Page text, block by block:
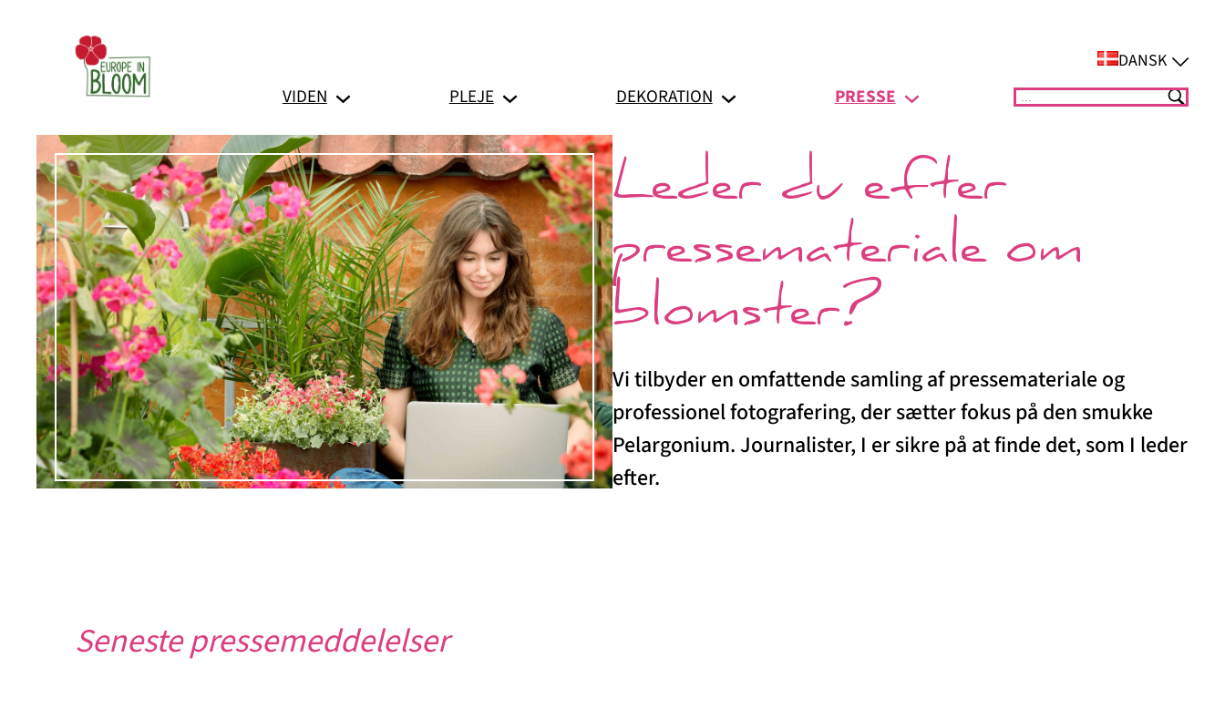
DANSK
VIDEN PLEJE DEKORATION PRESSE Suchen
Leder du efter
pressemateriale om
blomster?
Vi tilbyder en omfattende samling af pressemateriale og
professionel fotografering, der sætter fokus på den smukke
Pelargonium. Journalister, I er sikre på at finde det, som I leder
efter.
Seneste pressemeddelelser